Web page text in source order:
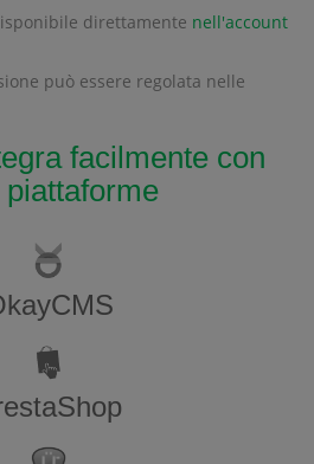
direttamente nell'account
può essere regolata nelle
facilmente con
piattaforme